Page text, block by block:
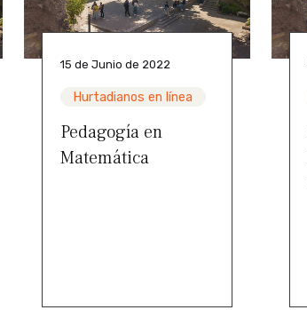
15 de Junio de 2022
Hurtadianos en línea
Pedagogía en
Matemática